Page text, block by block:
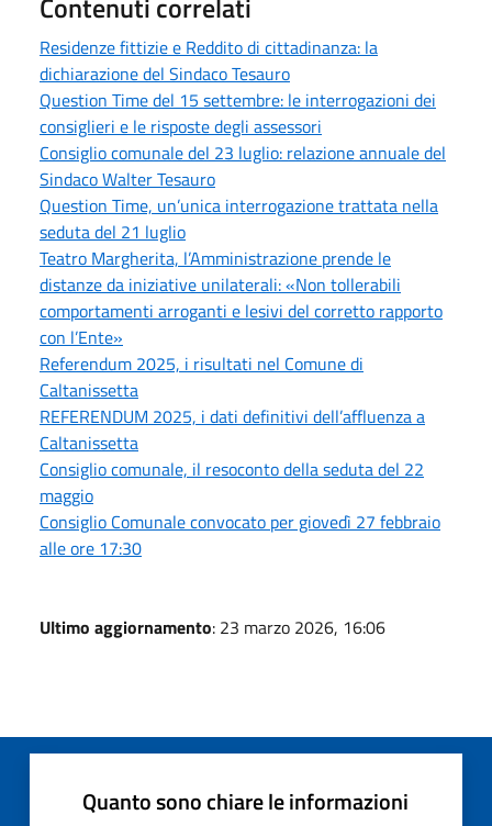
Residenze fittizie e Reddito di cittadinanza: la
dichiarazione del Sindaco Tesauro
Question Time del 15 settembre: le interrogazioni dei
consiglieri e le risposte degli assessori
Consiglio comunale del 23 luglio: relazione annuale del
Sindaco Walter Tesauro
Question Time, un’unica interrogazione trattata nella
seduta del 21 luglio
Teatro Margherita, l’Amministrazione prende le
distanze da iniziative unilaterali: «Non tollerabili
comportamenti arroganti e lesivi del corretto rapporto
con l’Ente»
Referendum 2025, i risultati nel Comune di
Caltanissetta
REFERENDUM 2025, i dati definitivi dell’affluenza a
Caltanissetta
Consiglio comunale, il resoconto della seduta del 22
maggio
Consiglio Comunale convocato per giovedì 27 febbraio
alle ore 17:30
Ultimo aggiornamento: 23 marzo 2026, 16:06
Quanto sono chiare le informazioni